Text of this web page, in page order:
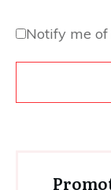
Notify me